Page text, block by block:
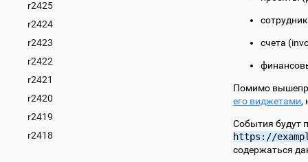
r2425
r2424
r2423
r2422
r2421
r2420
r2419
r2418
счета
Помимо
его виджетами,
События будут
https://
содержаться